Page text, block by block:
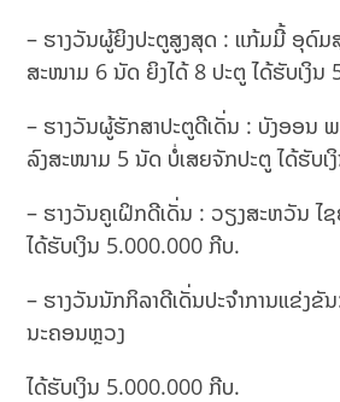
– ຮາງວັນຜູ້ຍິງປະຕູສູງສຸດ : ແກ້ມມີ້ ອຸດົ
ສະໜາມ 6 ນັດ ຍິງໄດ້ 8 ປະຕູ ໄດ້ຮັບເງິນ
– ຮາງວັນຜູ້ຮັກສາປະຕູດີເດັ່ນ : ບັງອອນ
ລົງສະໜາມ 5 ນັດ ບໍ່ເສຍຈັກປະຕູ ໄດ້ຮັບ
– ຮາງວັນຄູເຝິກດີເດັ່ນ : ວຽງສະຫວັນ ໄ
ໄດ້ຮັບເງິນ 5.000.000 ກີບ.
– ຮາງວັນນັກກິລາດີເດັ່ນປະຈໍາການແຂ່ງ
ນະຄອນຫຼວງ
ໄດ້ຮັບເງິນ 5.000.000 ກີບ.